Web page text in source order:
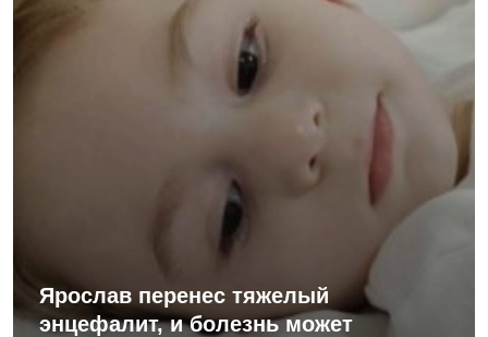
Ярослав перенес тяжелый
энцефалит, и болезнь может